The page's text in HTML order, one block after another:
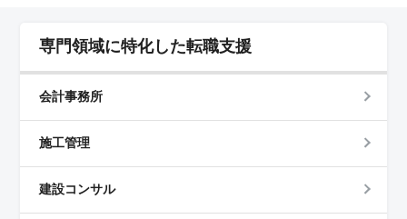
専門領域に特化した転職支援
会計事務所
施工管理
建設コンサル